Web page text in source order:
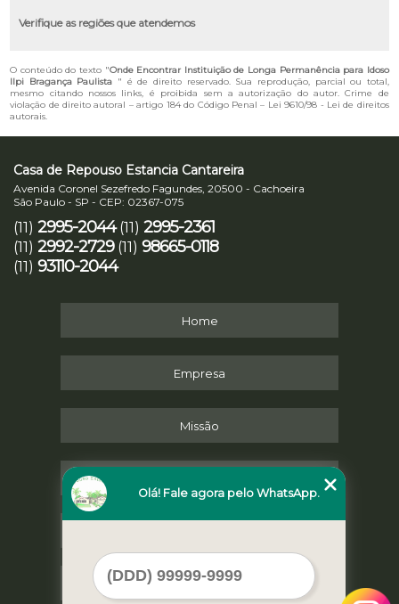
Verifique as regiões que atendemos
O conteúdo do texto "Onde Encontrar Instituição de Longa Permanência para Idoso
Ilpi Bragança Paulista " é de direito reservado. Sua reprodução, parcial ou total,
mesmo citando nossos links, é proibida sem a autorização do autor. Crime de
violação de direito autoral – artigo 184 do Código Penal – Lei 9610/98 - Lei de direitos
autorais.
Casa de Repouso Estancia Cantareira
Avenida Coronel Sezefredo Fagundes, 20500 - Cachoeira
São Paulo - SP - CEP: 02367-075
(11) 2995-2044 (11) 2995-2361
(11) 2992-2729 (11) 98665-0118
(11) 93110-2044
Home
Empresa
Missão
Mapa do site
Olá! Fale agora pelo WhatsApp.